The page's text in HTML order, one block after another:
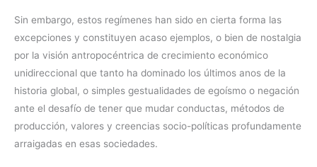
Sin embargo, estos regímenes han sido en cierta forma las
excepciones y constituyen acaso ejemplos, o bien de nostalgia
por la visión antropocéntrica de crecimiento económico
unidireccional que tanto ha dominado los últimos anos de la
historia global, o simples gestualidades de egoísmo o negación
ante el desafío de tener que mudar conductas, métodos de
producción, valores y creencias socio-políticas profundamente
arraigadas en esas sociedades.